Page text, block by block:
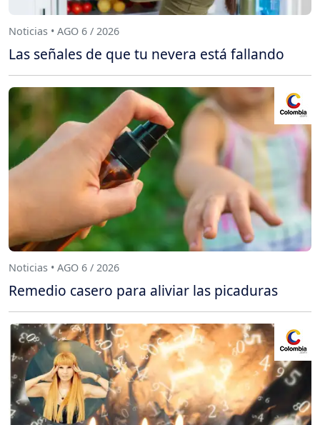
Noticias • AGO 6 / 2026
Las señales de que tu nevera está fallando
Noticias • AGO 6 / 2026
Remedio casero para aliviar las picaduras